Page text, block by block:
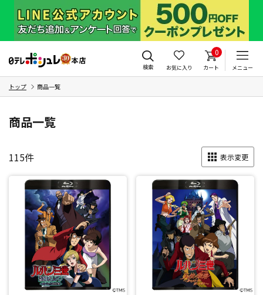
検索 お気に入り
0
カート メニュー
トップ 商品一覧
商品一覧
115件 表示変更